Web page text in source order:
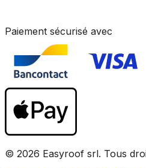
Paiement sécurisé avec
© 2026 Easyroof srl. Tous